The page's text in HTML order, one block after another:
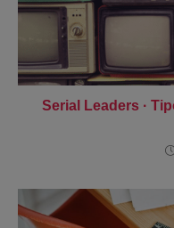
Serial Leaders ·